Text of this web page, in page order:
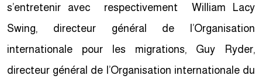
s’entretenir avec respectivement William Lacy
Swing, directeur général de l’Organisation
internationale pour les migrations, Guy Ryder,
directeur général de l’Organisation internationale du